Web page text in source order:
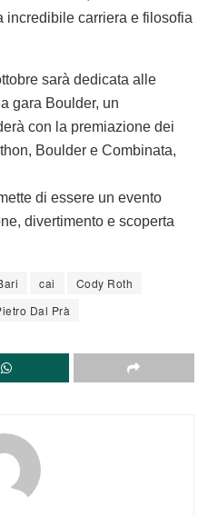
incredibile carriera e filosofia
sarà dedicata alle
gara Boulder, un
con la premiazione dei
Boulder e Combinata,
di essere un evento
divertimento e scoperta
cai
Cody Roth
Dal Prà